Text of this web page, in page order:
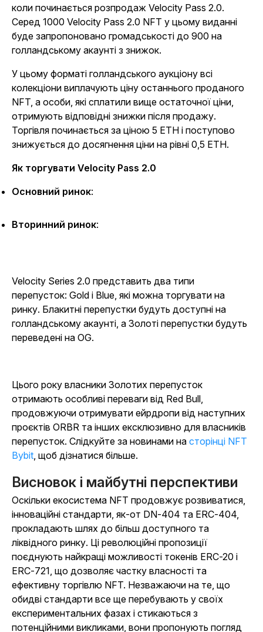
коли починається розпродаж Velocity Pass 2.0.
Серед 1000 Velocity Pass 2.0 NFT у цьому виданні
буде запропоновано громадськості до 900 на
голландському акаунті з знижок.
У цьому форматі голландського аукціону всі
колекціони виплачують ціну останнього проданого
NFT, а особи, які сплатили вище остаточної ціни,
отримують відповідні знижки після продажу.
Торгівля починається за ціною 5 ETH і поступово
знижується до досягнення ціни на рівні 0,5 ETH.
Як торгувати Velocity Pass 2.0
Основний ринок:
Вторинний ринок:
Velocity Series 2.0 представить два типи
перепусток: Gold і Blue, які можна торгувати на
ринку. Блакитні перепустки будуть доступні на
голландському акаунті, а Золоті перепустки будуть
переведені на OG.
Цього року власники Золотих перепусток
отримають особливі переваги від Red Bull,
продовжуючи отримувати ейрдропи від наступних
проєктів ORBR та інших ексклюзивно для власників
перепусток. Слідкуйте за новинами на сторінці NFT
Bybit, щоб дізнатися більше.
Висновок і майбутні перспективи
Оскільки екосистема NFT продовжує розвиватися,
інноваційні стандарти, як-от DN-404 та ERC-404,
прокладають шлях до більш доступного та
ліквідного ринку. Ці революційні пропозиції
поєднують найкращі можливості токенів ERC-20 і
ERC-721, що дозволяє частку власності та
ефективну торгівлю NFT. Незважаючи на те, що
обидві стандарти все ще перебувають у своїх
експериментальних фазах і стикаються з
потенційними викликами, вони пропонують погляд